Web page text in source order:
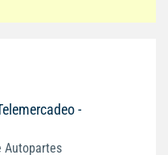
-
Autopartes